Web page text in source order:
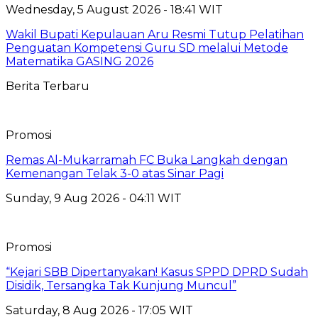
Wednesday, 5 August 2026 - 18:41 WIT
Wakil Bupati Kepulauan Aru Resmi Tutup Pelatihan
Penguatan Kompetensi Guru SD melalui Metode
Matematika GASING 2026
Berita Terbaru
Promosi
Remas Al-Mukarramah FC Buka Langkah dengan
Kemenangan Telak 3-0 atas Sinar Pagi
Sunday, 9 Aug 2026 - 04:11 WIT
Promosi
“Kejari SBB Dipertanyakan! Kasus SPPD DPRD Sudah
Disidik, Tersangka Tak Kunjung Muncul”
Saturday, 8 Aug 2026 - 17:05 WIT